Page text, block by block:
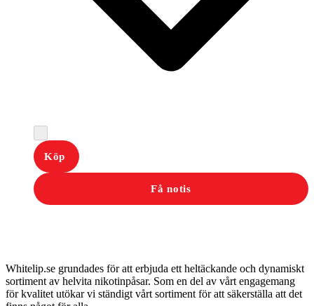
Köp
Få notis
Whitelip.se grundades för att erbjuda ett heltäckande och dynamiskt
sortiment av helvita nikotinpåsar. Som en del av vårt engagemang
för kvalitet utökar vi ständigt vårt sortiment för att säkerställa att det